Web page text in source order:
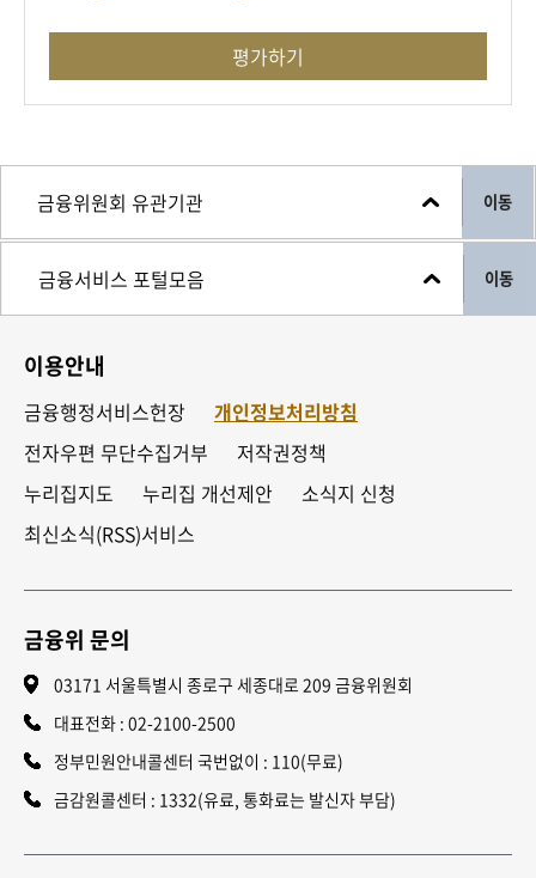
평가하기
이동
이동
이용안내
금융행정서비스헌장
개인정보처리방침
전자우편 무단수집거부
저작권정책
누리집지도
누리집 개선제안
소식지 신청
최신소식(RSS)서비스
금융위 문의
03171 서울특별시 종로구 세종대로 209 금융위원회
대표전화 : 02-2100-2500
정부민원안내콜센터 국번없이 : 110(무료)
금감원콜센터 : 1332(유료, 통화료는 발신자 부담)